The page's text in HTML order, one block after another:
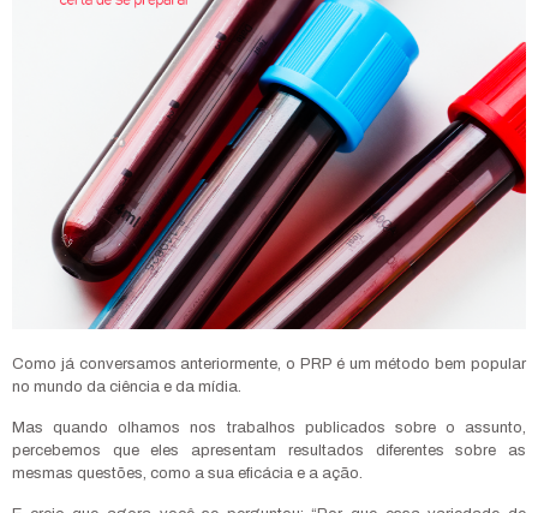
Como já conversamos anteriormente, o PRP é um método bem popular
no mundo da ciência e da mídia.
Mas quando olhamos nos trabalhos publicados sobre o assunto,
percebemos que eles apresentam resultados diferentes sobre as
mesmas questões, como a sua eficácia e a ação.